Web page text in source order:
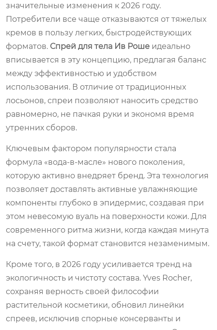
значительные изменения к 2026 году.
Потребители все чаще отказываются от тяжелых
кремов в пользу легких, быстродействующих
форматов. Спрей для тела Ив Роше идеально
вписывается в эту концепцию, предлагая баланс
между эффективностью и удобством
использования. В отличие от традиционных
лосьонов, спреи позволяют наносить средство
равномерно, не пачкая руки и экономя время
утренних сборов.
Ключевым фактором популярности стала
формула «вода-в-масле» нового поколения,
которую активно внедряет бренд. Эта технология
позволяет доставлять активные увлажняющие
компоненты глубоко в эпидермис, создавая при
этом невесомую вуаль на поверхности кожи. Для
современного ритма жизни, когда каждая минута
на счету, такой формат становится незаменимым.
Кроме того, в 2026 году усиливается тренд на
экологичность и чистоту состава. Yves Rocher,
сохраняя верность своей философии
растительной косметики, обновил линейки
спреев, исключив спорные консерванты и